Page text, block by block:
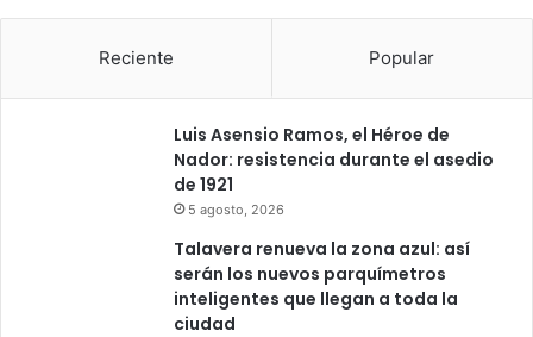
Reciente Popular
Luis Asensio Ramos, el Héroe de
Nador: resistencia durante el asedio
de 1921
5 agosto, 2026
Talavera renueva la zona azul: así
serán los nuevos parquímetros
inteligentes que llegan a toda la
ciudad